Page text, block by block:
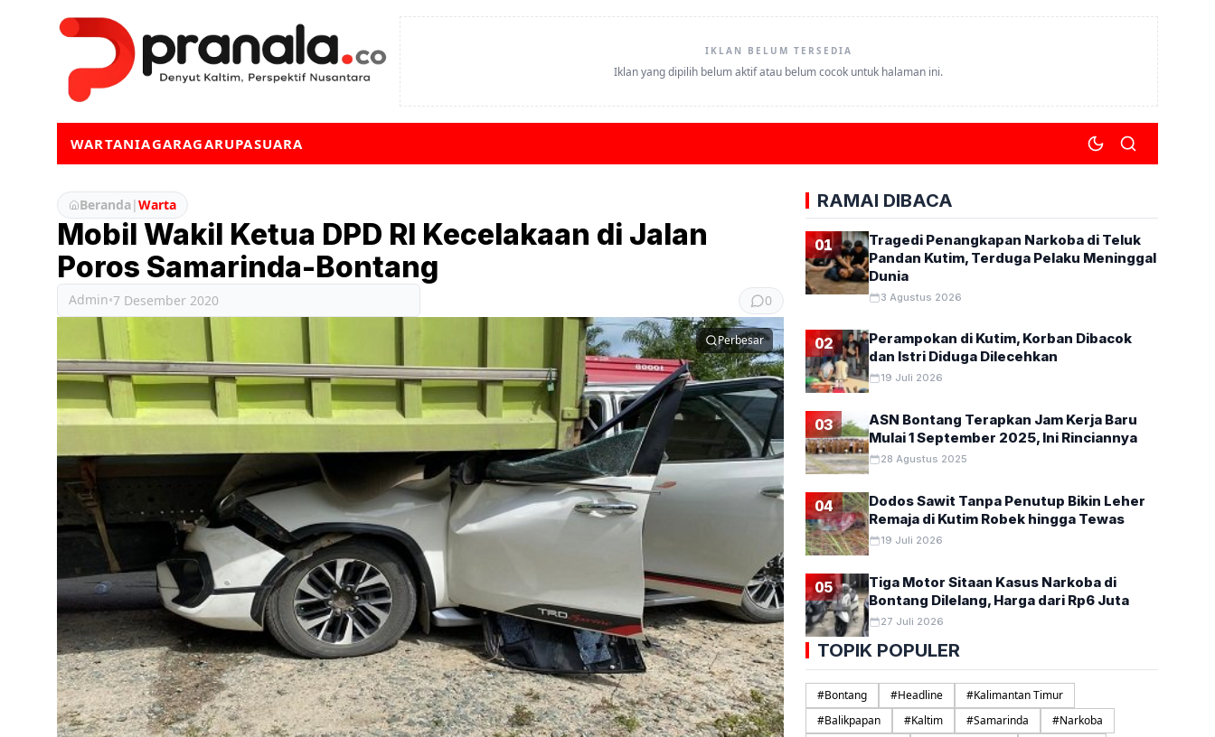
IKLAN BELUM TERSEDIA
Iklan yang dipilih belum aktif atau belum cocok untuk halaman ini.
WARTANIAGARAGARUPASUARA
Beranda|Warta
Mobil Wakil Ketua DPD RI Kecelakaan di Jalan
Poros Samarinda-Bontang
Admin•7 Desember 2020 0
Perbesar
RAMAI DIBACA
01
Tragedi Penangkapan Narkoba di Teluk
Pandan Kutim, Terduga Pelaku Meninggal
Dunia
3 Agustus 2026
02
Perampokan di Kutim, Korban Dibacok
dan Istri Diduga Dilecehkan
19 Juli 2026
03
ASN Bontang Terapkan Jam Kerja Baru
Mulai 1 September 2025, Ini Rinciannya
28 Agustus 2025
04
Dodos Sawit Tanpa Penutup Bikin Leher
Remaja di Kutim Robek hingga Tewas
19 Juli 2026
05
Tiga Motor Sitaan Kasus Narkoba di
Bontang Dilelang, Harga dari Rp6 Juta
27 Juli 2026
TOPIK POPULER
#Bontang #Headline #Kalimantan Timur
#Balikpapan #Kaltim #Samarinda #Narkoba